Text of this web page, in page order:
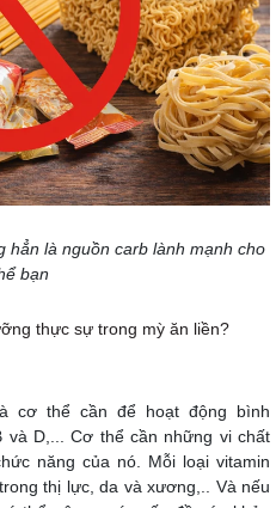
hẳn là nguồn carb lành mạnh cho
bạn
thực sự trong mỳ ăn liền?
cơ thể cần để hoạt động bình
và D,... Cơ thể cần những vi chất
năng của nó. Mỗi loại vitamin
thị lực, da và xương,.. Và nếu